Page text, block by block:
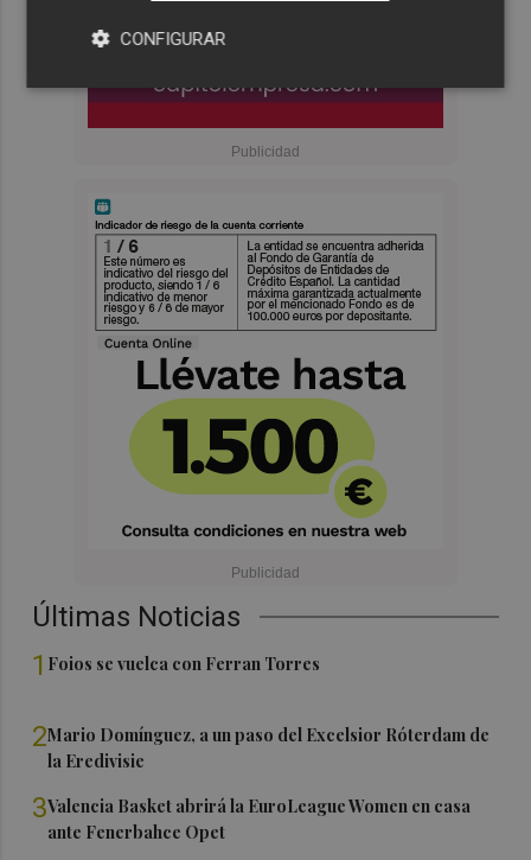
Últimas Noticias
1 Foios se vuelca con Ferran Torres
2Mario Domínguez, a un paso del Excelsior Róterdam de
la Eredivisie
3Valencia Basket abrirá la EuroLeague Women en casa
ante Fenerbahce Opet
CONFIGURAR